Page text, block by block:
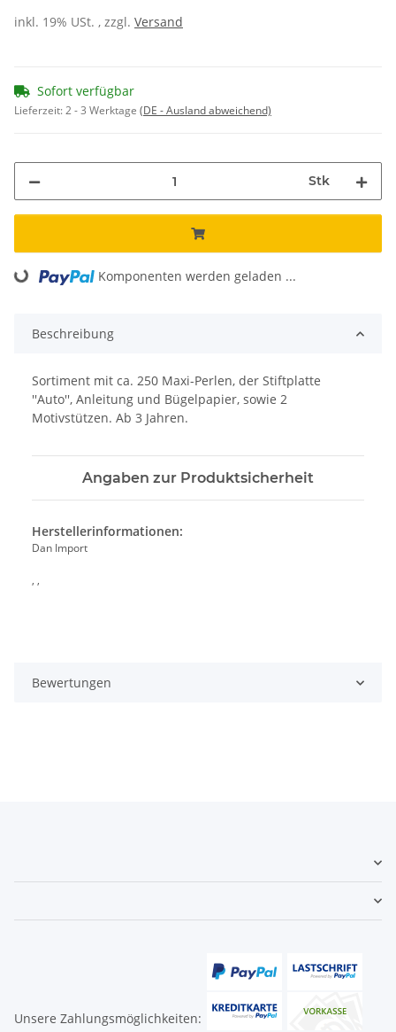
inkl. 19% USt. , zzgl. Versand
Sofort verfügbar
Lieferzeit:2 - 3 Werktage (DE - Ausland abweichend)
Stk
Loading... Komponenten werden geladen ...
Beschreibung
Sortiment mit ca. 250 Maxi-Perlen, der Stiftplatte
''Auto'', Anleitung und Bügelpapier, sowie 2
Motivstützen. Ab 3 Jahren.
Angaben zur Produktsicherheit
Herstellerinformationen:
Dan Import
, ,
Bewertungen
Unsere Zahlungsmöglichkeiten: